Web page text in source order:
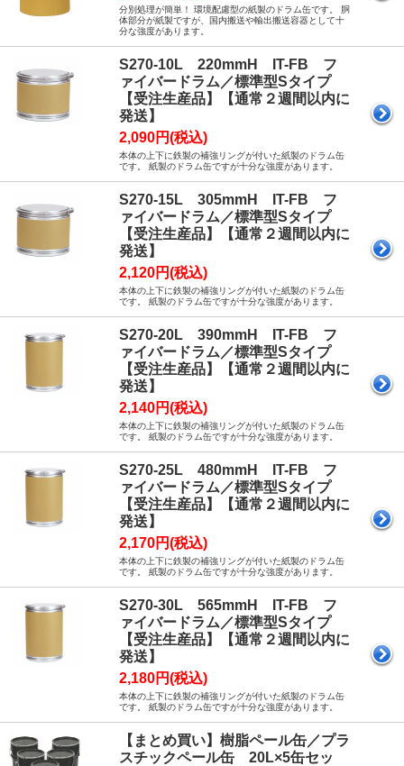
分別処理が簡単！ 環境配慮型の紙製のドラム缶です。 胴
体部分が紙製ですが、国内搬送や輸出搬送容器として十
分な強度があります。
S270-10L 220mmH IT-FB フ
ァイバードラム／標準型Sタイプ
【受注生産品】【通常２週間以内に
発送】
2,090円(税込)
本体の上下に鉄製の補強リングが付いた紙製のドラム缶
です。 紙製のドラム缶ですが十分な強度があります。
S270-15L 305mmH IT-FB フ
ァイバードラム／標準型Sタイプ
【受注生産品】【通常２週間以内に
発送】
2,120円(税込)
本体の上下に鉄製の補強リングが付いた紙製のドラム缶
です。 紙製のドラム缶ですが十分な強度があります。
S270-20L 390mmH IT-FB フ
ァイバードラム／標準型Sタイプ
【受注生産品】【通常２週間以内に
発送】
2,140円(税込)
本体の上下に鉄製の補強リングが付いた紙製のドラム缶
です。 紙製のドラム缶ですが十分な強度があります。
S270-25L 480mmH IT-FB フ
ァイバードラム／標準型Sタイプ
【受注生産品】【通常２週間以内に
発送】
2,170円(税込)
本体の上下に鉄製の補強リングが付いた紙製のドラム缶
です。 紙製のドラム缶ですが十分な強度があります。
S270-30L 565mmH IT-FB フ
ァイバードラム／標準型Sタイプ
【受注生産品】【通常２週間以内に
発送】
2,180円(税込)
本体の上下に鉄製の補強リングが付いた紙製のドラム缶
です。 紙製のドラム缶ですが十分な強度があります。
【まとめ買い】樹脂ペール缶／プラ
スチックペール缶 20L×5缶セッ